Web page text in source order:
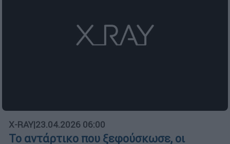
X-RAY|23.04.2026 06:00
Το αντάρτικο που ξεφούσκωσε, οι